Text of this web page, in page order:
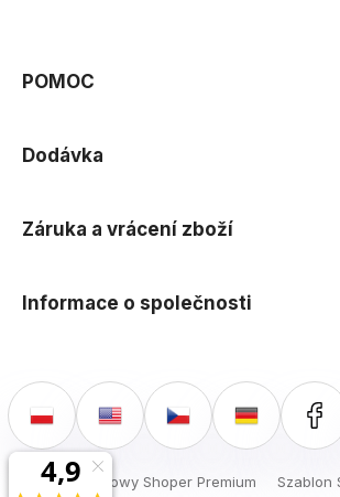
POMOC
Dodávka
Záruka a vrácení zboží
Informace o společnosti
Sklep internetowy Shoper Premium
Szablon